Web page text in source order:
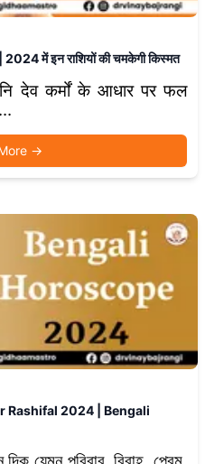
में इन राशियों की चमकेगी किस्मत
देव कर्मों के आधार पर फल
→
Rashifal 2024 | Bengali